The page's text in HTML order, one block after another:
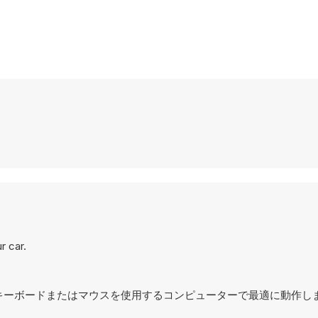
car.
ボードまたはマウスを使用するコンピューターで最適に動作し